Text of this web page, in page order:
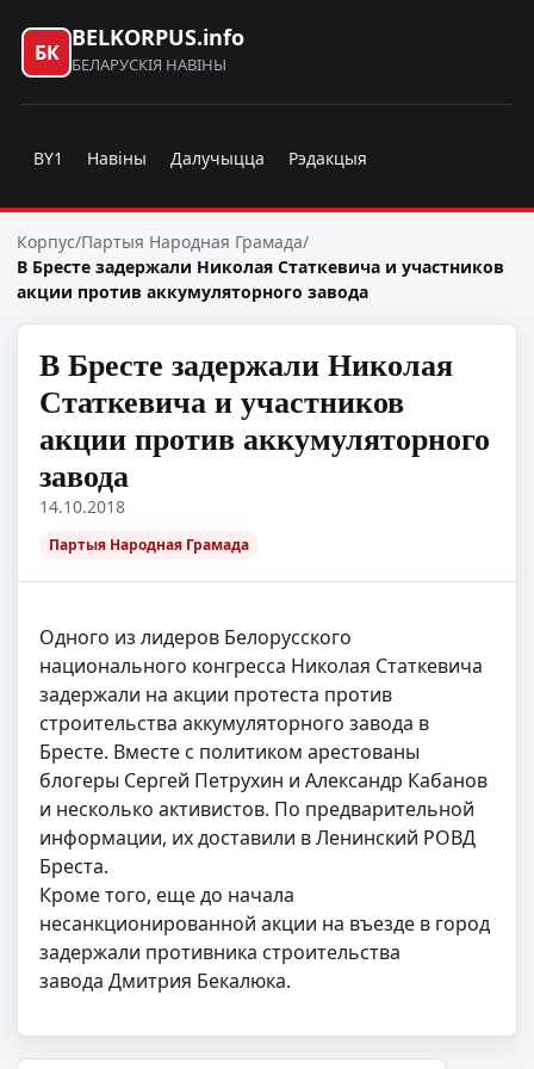
БК
BELKORPUS.info
БЕЛАРУСКІЯ НАВІНЫ
BY1 Навіны Далучыцца Рэдакцыя
Корпус/Партыя Народная Грамада/
В Бресте задержали Николая Статкевича и участников
акции против аккумуляторного завода
В Бресте задержали Николая
Статкевича и участников
акции против аккумуляторного
завода
14.10.2018
Партыя Народная Грамада
Одного из лидеров Белорусского
национального конгресса Николая Статкевича
задержали на акции протеста против
строительства аккумуляторного завода в
Бресте. Вместе с политиком арестованы
блогеры Сергей Петрухин и Александр Кабанов
и несколько активистов. По предварительной
информации, их доставили в Ленинский РОВД
Бреста.
Кроме того, еще до начала
несанкционированной акции на въезде в город
задержали противника строительства
завода Дмитрия Бекалюка.